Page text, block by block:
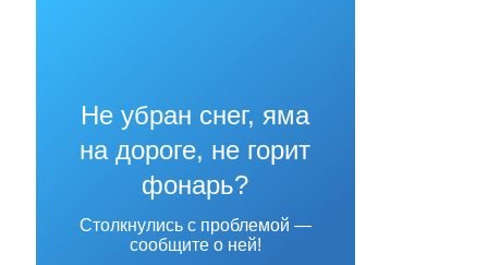
Не убран снег, яма
на дороге, не горит
фонарь?
Столкнулись с проблемой —
сообщите о ней!